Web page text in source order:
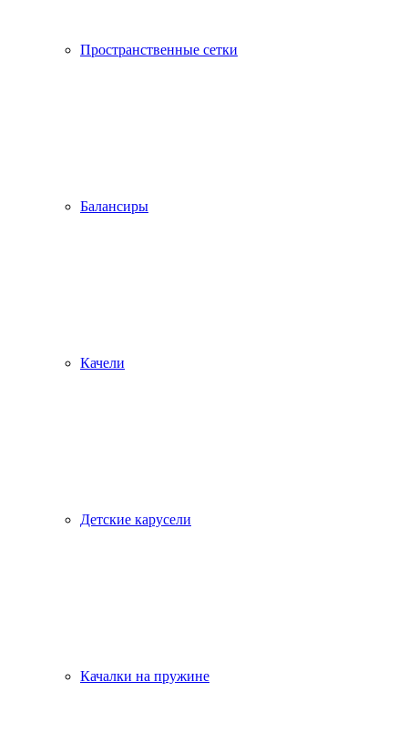
Пространственные сетки
Балансиры
Качели
Детские карусели
Качалки на пружине